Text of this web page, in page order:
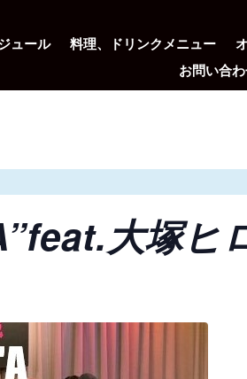
ュール 料理、ドリンクメニュー
お問い合
大塚ヒ